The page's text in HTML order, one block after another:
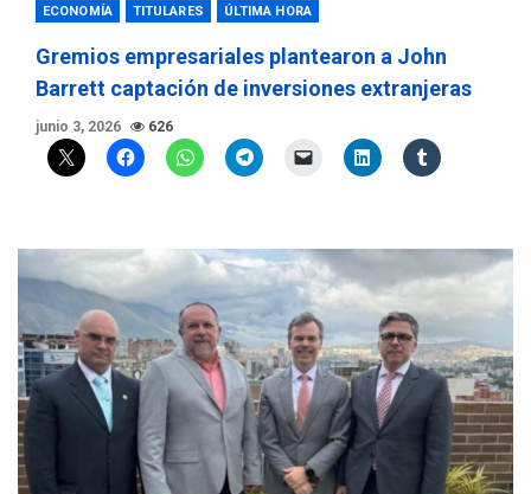
ECONOMÍA TITULARES ÚLTIMA HORA
Gremios empresariales plantearon a John
Barrett captación de inversiones extranjeras
junio 3, 2026 626